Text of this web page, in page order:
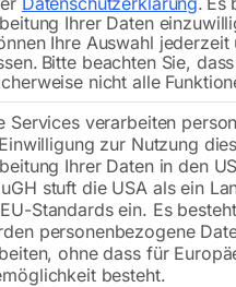
€
inkl.
Ihrer Daten
Ihre Auswahl jederzeit
Bitte beachten Sie,
nicht alle
Services verarbeiten
zur Nutzung
Ihrer Daten in den
stuft die USA als ein
Standards ein. Es
personenbezogene
ohne dass für
besteht.